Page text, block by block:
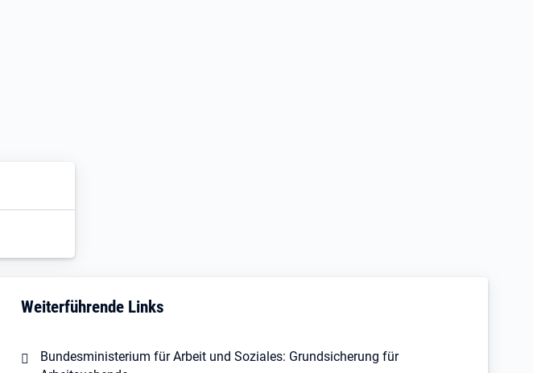
Weiterführende Links
Bundesministerium für Arbeit und Soziales: Grundsicherung für